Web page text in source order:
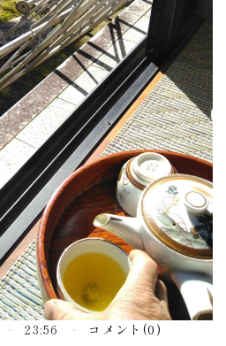
23:56 コメント(0)